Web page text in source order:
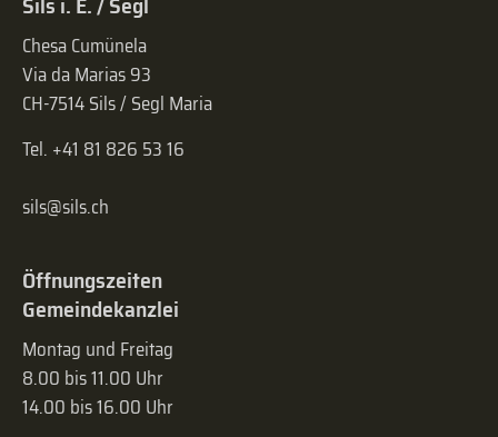
Chesa Cumünela
Via da Marias 93
CH-7514 Sils / Segl Maria
Tel. +41 81 826 53 16
sils@sils.ch
Öffnungszeiten
Gemeindekanzlei
Montag und Freitag
8.00 bis 11.00 Uhr
14.00 bis 16.00 Uhr